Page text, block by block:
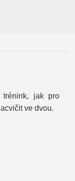
trénink, jak pro
ve dvou.